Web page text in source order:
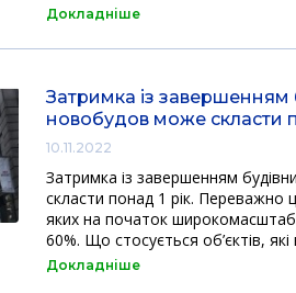
Докладніше
Затримка із завершенням
новобудов може скласти
10.11.2022
Затримка із завершенням
скласти понад 1 рік. Переважно
яких на початок
60%. Що стосується об’єктів,
Докладніше